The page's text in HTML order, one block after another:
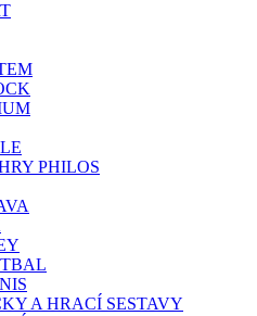
PHILOS
A HRACÍ SESTAVY